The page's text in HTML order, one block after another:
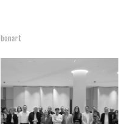
bonart